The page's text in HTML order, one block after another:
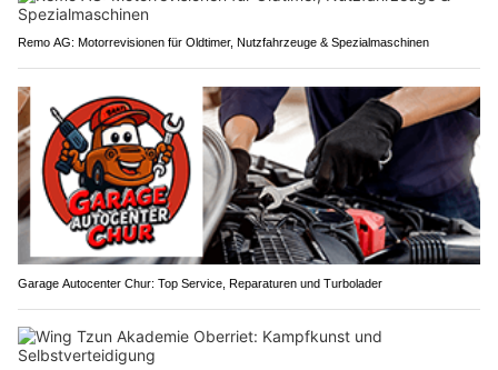
Remo AG: Motorrevisionen für Oldtimer, Nutzfahrzeuge & Spezialmaschinen
Garage Autocenter Chur: Top Service, Reparaturen und Turbolader